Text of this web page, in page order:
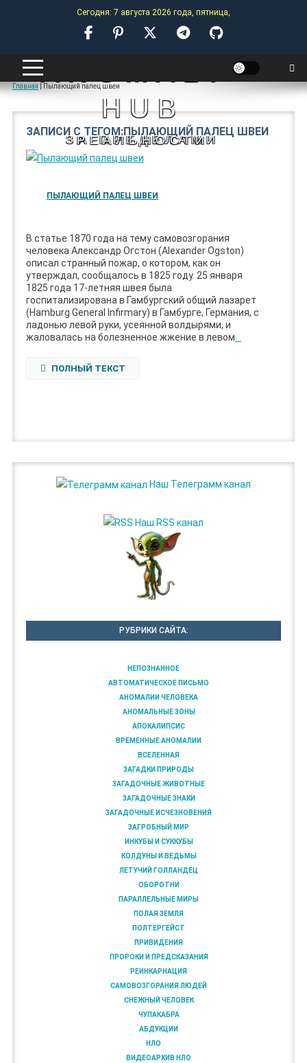
Сегодня: 7 августа 2026 года, пятница,
ANOMALY-
HUB
ЗА ПРЕДЕЛАМИ РЕАЛЬНОСТИ
Главная Пылающий палец швеи
ЗАПИСИ С ТЕГОМ:ПЫЛАЮЩИЙ ПАЛЕЦ ШВЕИ
ПЫЛАЮЩИЙ ПАЛЕЦ ШВЕИ
В статье 1870 года на тему самовозгорания
человека Александр Огстон (Alexander Ogston)
описал странный пожар, о котором, как он
утверждал, сообщалось в 1825 году. 25 января
1825 года 17-летняя швея была
госпитализирована в Гамбургский общий лазарет
(Hamburg General Infirmary) в Гамбурге, Германия, с
ладонью левой руки, усеянной волдырями, и
жаловалась на болезненное жжение в левом
ПОЛНЫЙ ТЕКСТ
Наш Телеграмм канал
Наш RSS канал
РУБРИКИ САЙТА:
НЕПОЗНАННОЕ
АВТОМАТИЧЕСКОЕ ПИСЬМО
АНОМАЛИИ ЧЕЛОВЕКА
АНОМАЛЬНЫЕ ЗОНЫ
АПОКАЛИПСИС
ВРЕМЕННЫЕ АНОМАЛИИ
ВСЕЛЕННАЯ
ЗАГАДКИ ПРИРОДЫ
ЗАГАДОЧНЫЕ ЖИВОТНЫЕ
ЗАГАДОЧНЫЕ ЗНАКИ
ЗАГАДОЧНЫЕ ИСЧЕЗНОВЕНИЯ
ЗАГРОБНЫЙ МИР
ИНКУБЫ И СУККУБЫ
КОЛДУНЫ И ВЕДЬМЫ
ЛЕТУЧИЙ ГОЛЛАНДЕЦ
ОБОРОТНИ
ПАРАЛЛЕЛЬНЫЕ МИРЫ
ПОЛАЯ ЗЕМЛЯ
ПОЛТЕРГЕЙСТ
ПРИВИДЕНИЯ
ПРОРОКИ И ПРЕДСКАЗАНИЯ
РЕИНКАРНАЦИЯ
САМОВОЗГОРАНИЯ ЛЮДЕЙ
СНЕЖНЫЙ ЧЕЛОВЕК
ЧУПАКАБРА
АБДУКЦИИ
НЛО
ВИДЕОАРХИВ НЛО